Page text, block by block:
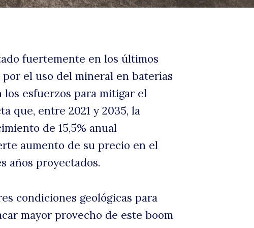
fuertemente en los últimos
el uso del mineral en baterías
esfuerzos para mitigar el
que, entre 2021 y 2035, la
de 15,5% anual
aumento de su precio en el
años proyectados.
condiciones geológicas para
mayor provecho de este boom